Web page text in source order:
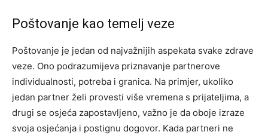
Poštovanje kao temelj veze
Poštovanje je jedan od najvažnijih aspekata svake zdrave
veze. Ono podrazumijeva priznavanje partnerove
individualnosti, potreba i granica. Na primjer, ukoliko
jedan partner želi provesti više vremena s prijateljima, a
drugi se osjeća zapostavljeno, važno je da oboje izraze
svoja osjećanja i postignu dogovor. Kada partneri ne